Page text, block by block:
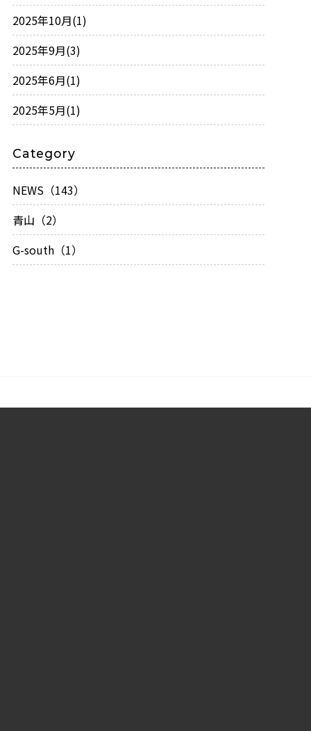
2025年10月(1)
2025年9月(3)
2025年6月(1)
2025年5月(1)
Category
NEWS（143）
青山（2）
G-south（1）